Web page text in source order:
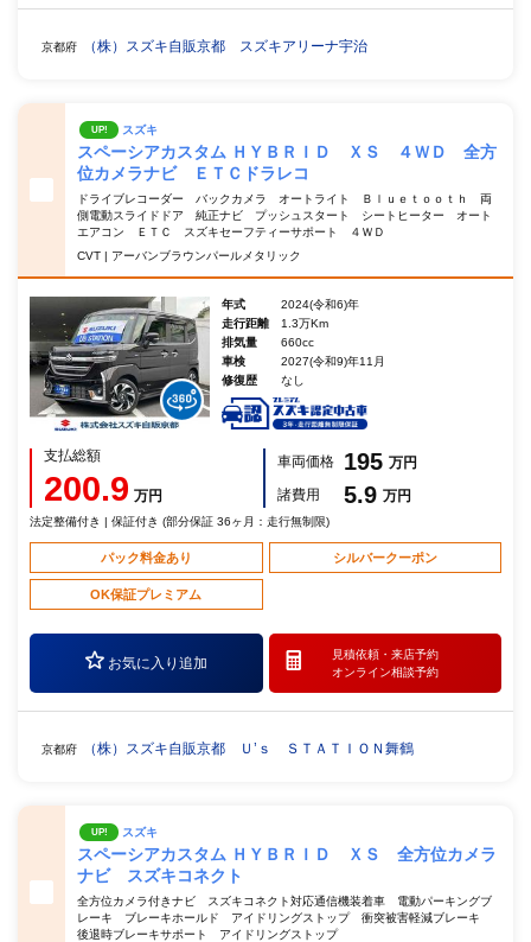
京都府 （株）スズキ自販京都 スズキアリーナ宇治
UP! スズキ
スペーシアカスタム ＨＹＢＲＩＤ ＸＳ ４ＷＤ 全方
位カメラナビ ＥＴＣドラレコ
ドライブレコーダー バックカメラ オートライト Ｂｌｕｅｔｏｏｔｈ 両
側電動スライドドア 純正ナビ プッシュスタート シートヒーター オート
エアコン ＥＴＣ スズキセーフティーサポート ４ＷＤ
CVT | アーバンブラウンパールメタリック
年式
2024(令和6)年
走行距離
1.3万Km
排気量
660cc
車検
2027(令和9)年11月
修復歴
なし
支払総額
200.9 万円
車両価格 195 万円
諸費用
5.9 万円
法定整備付き | 保証付き (部分保証 36ヶ月：走行無制限)
パック料金あり シルバークーポン
OK保証プレミアム
お気に入り追加
見積依頼・ 来店予約
オンライン相談予約
京都府 （株）スズキ自販京都 Ｕ’ｓ ＳＴＡＴＩＯＮ舞鶴
UP! スズキ
スペーシアカスタム ＨＹＢＲＩＤ ＸＳ 全方位カメラ
ナビ スズキコネクト
全方位カメラ付きナビ スズキコネクト対応通信機装着車 電動パーキングブ
レーキ ブレーキホールド アイドリングストップ 衝突被害軽減ブレーキ
後退時ブレーキサポート アイドリングストップ